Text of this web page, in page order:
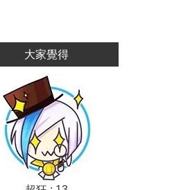
大家覺得